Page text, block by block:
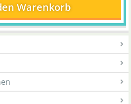
Warenkorb